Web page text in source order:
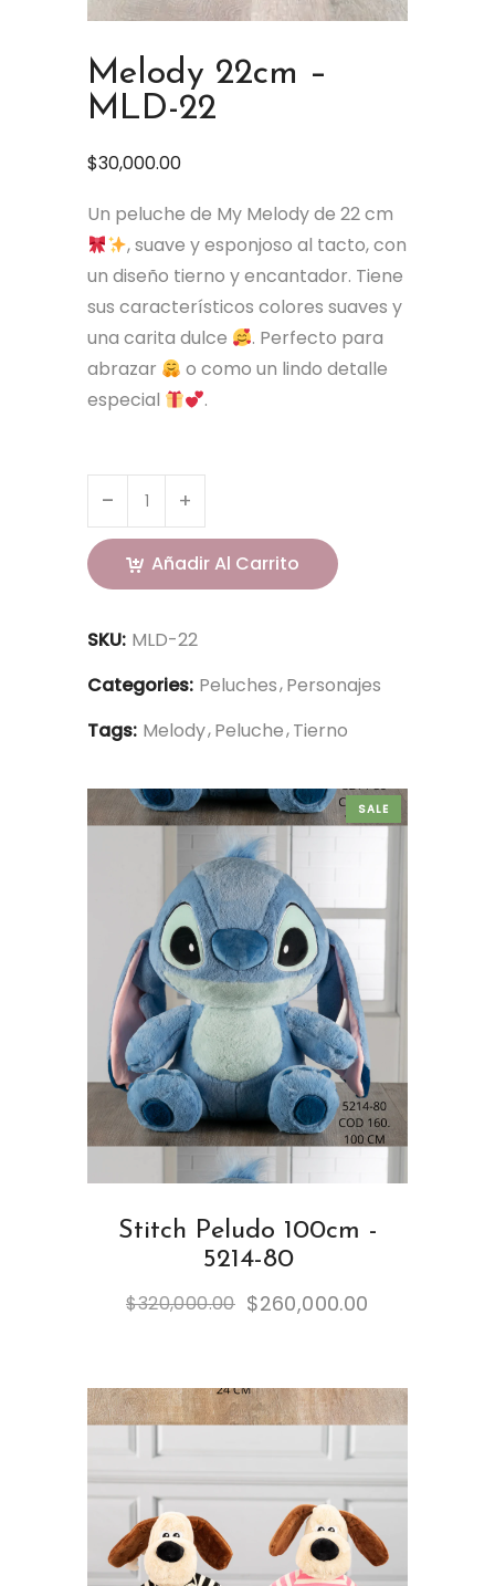
Melody 22cm –
MLD-22
$30,000.00
Un peluche de My Melody de 22 cm
, suave y esponjoso al tacto, con
un diseño tierno y encantador. Tiene
sus característicos colores suaves y
una carita dulce
. Perfecto para
abrazar
o como un lindo detalle
especial
.
Añadir Al Carrito
SKU: MLD-22
Categories: Peluches Personajes
Tags: Melody Peluche Tierno
SALE
Stitch Peludo 100cm -
5214-80
$320,000.00 $260,000.00